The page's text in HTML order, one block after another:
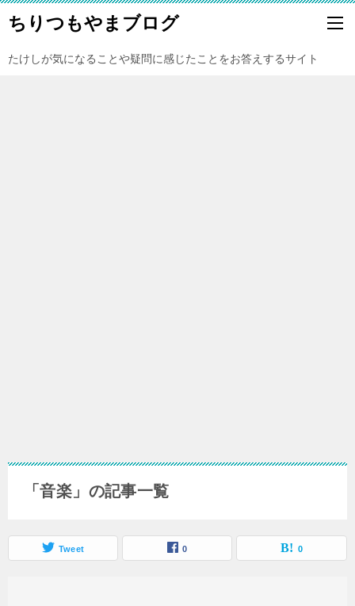
ちりつもやまブログ
たけしが気になることや疑問に感じたことをお答えするサイト
「音楽」の記事一覧
Tweet 0 0